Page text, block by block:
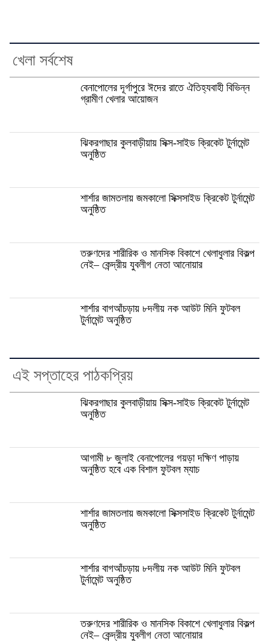
খেলা সর্বশেষ
বেনাপোলের দূর্গাপুরে ঈদের রাতে ঐতিহ্যবাহী বিভিন্ন
গ্রামীণ খেলার আয়োজন
ঝিকরগাছার কুলবাড়ীয়ায় সিক্স-সাইড ক্রিকেট টুর্নামেন্ট
অনুষ্ঠিত
শার্শার জামতলায় জমকালো সিক্সসাইড ক্রিকেট টুর্নামেন্ট
অনুষ্ঠিত
তরুণদের শারীরিক ও মানসিক বিকাশে খেলাধুলার বিকল্প
নেই– কেন্দ্রীয় যুবলীগ নেতা আনোয়ার
শার্শার বাগআঁচড়ায় ৮দলীয় নক আউট মিনি ফুটবল
টুর্নামেন্ট অনুষ্ঠিত
এই সপ্তাহের পাঠকপ্রিয়
ঝিকরগাছার কুলবাড়ীয়ায় সিক্স-সাইড ক্রিকেট টুর্নামেন্ট
অনুষ্ঠিত
আগামী ৮ জুলাই বেনাপোলের গয়ড়া দক্ষিণ পাড়ায়
অনুষ্ঠিত হবে এক বিশাল ফুটবল ম্যাচ
শার্শার জামতলায় জমকালো সিক্সসাইড ক্রিকেট টুর্নামেন্ট
অনুষ্ঠিত
শার্শার বাগআঁচড়ায় ৮দলীয় নক আউট মিনি ফুটবল
টুর্নামেন্ট অনুষ্ঠিত
তরুণদের শারীরিক ও মানসিক বিকাশে খেলাধুলার বিকল্প
নেই– কেন্দ্রীয় যুবলীগ নেতা আনোয়ার